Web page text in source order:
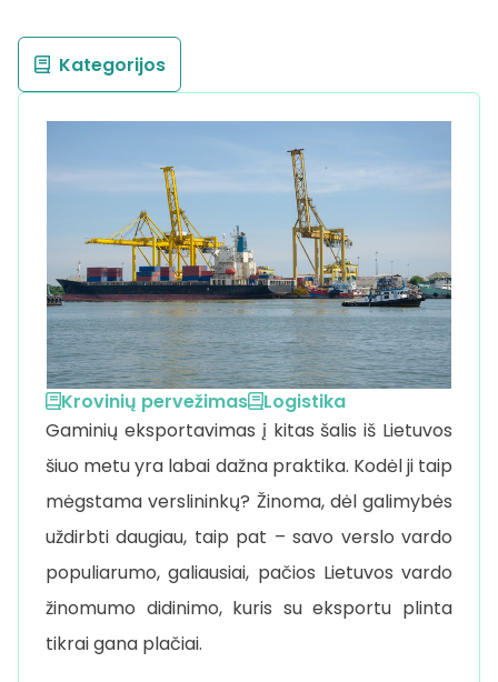
Krovinių pervežimas
Logistika
Gaminių eksportavimas į kitas šalis iš Lietuvos
šiuo metu yra labai dažna praktika. Kodėl ji taip
mėgstama verslininkų? Žinoma, dėl galimybės
uždirbti daugiau, taip pat – savo verslo vardo
populiarumo, galiausiai, pačios Lietuvos vardo
žinomumo didinimo, kuris su eksportu plinta
tikrai gana plačiai.
Kategorijos